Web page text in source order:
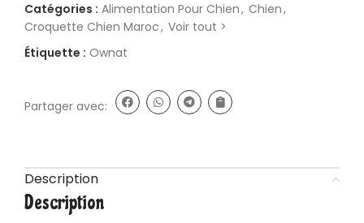
Catégories : Alimentation Pour Chien, Chien,
Croquette Chien Maroc, Voir tout >
Étiquette : Ownat
Partager avec:
Description
Description